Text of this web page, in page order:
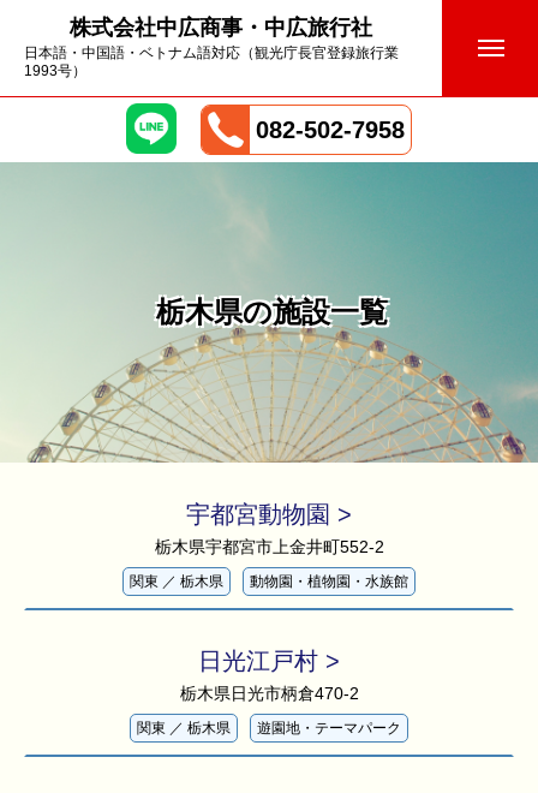
株式会社中広商事・中広旅行社
日本語・中国語・ベトナム語対応（観光庁長官登録旅行業
1993号）
082-502-7958
栃木県の施設一覧
宇都宮動物園 >
栃木県宇都宮市上金井町552-2
関東 ／ 栃木県 動物園・植物園・水族館
日光江戸村 >
栃木県日光市柄倉470-2
関東 ／ 栃木県 遊園地・テーマパーク